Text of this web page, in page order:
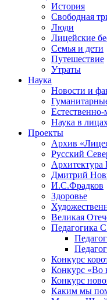
История
Свободная
Люди
Лицейские
Семья и дети
Путешествие
Утраты
Наука
Новости и
Естественно-
Наука в
Проекты
Архив
Русский
Архитектура
Дмитрий
И.С.Фрадков
Здоровье
Великая
Педагогика
Конкурс
Конкурс «Во
Конкурс
Каким мы